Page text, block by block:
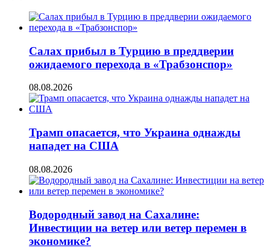
Салах прибыл в Турцию в преддверии
ожидаемого перехода в «Трабзонспор»
08.08.2026
Трамп опасается, что Украина однажды
нападет на США
08.08.2026
Водородный завод на Сахалине:
Инвестиции на ветер или ветер перемен в
экономике?